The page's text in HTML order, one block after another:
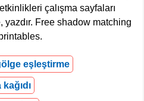
çalışma sayfaları
yazdır. Free shadow matching
eşleştirme